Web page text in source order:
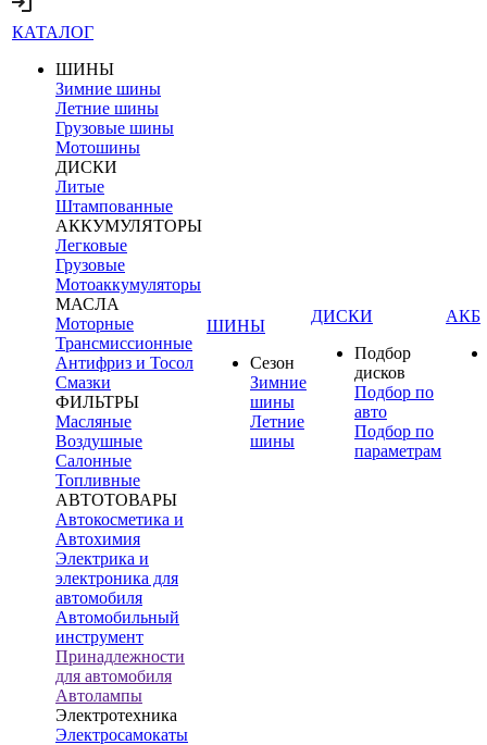
КАТАЛОГ
ШИНЫ
Зимние шины
Летние шины
Грузовые шины
Мотошины
ДИСКИ
Литые
Штампованные
АККУМУЛЯТОРЫ
Легковые
Грузовые
Мотоаккумуляторы
МАСЛА
Моторные
Трансмиссионные
Антифриз и Тосол
Смазки
ФИЛЬТРЫ
Масляные
Воздушные
Салонные
Топливные
АВТОТОВАРЫ
Автокосметика и
Автохимия
Электрика и
электроника для
автомобиля
Автомобильный
инструмент
Принадлежности
для автомобиля
Автолампы
Электротехника
Электросамокаты
ШИНЫ
Сезон
Зимние
шины
Летние
шины
ДИСКИ
Подбор
дисков
Подбор по
авто
Подбор по
параметрам
АКБ